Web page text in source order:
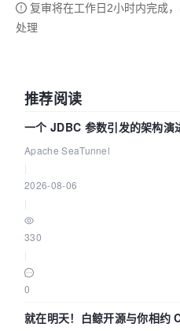
复审将在工作日2小时内完成
处理
推荐阅读
一个 JDBC 参数引发的架构
解决数据同步中的“定时 Flush”
Apache SeaTunnel
2026-08-06
330
0
就在明天！白鲸开源与你相